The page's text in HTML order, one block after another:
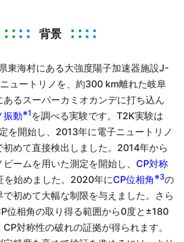
背景
東海村にある大強度陽子加速器施設J-
ュートリノを、約300 km離れた岐阜
あるスーパーカミオカンデに打ち込ん
振動※1 を調べる実験です。T2K実験は
を開始し、2013年に電子ニュートリノ
初めて直接検出しました。2014年から
ームを用いた測定を開始し、 CP対称
を始めました。2020年にCP位相角 ※3の
初めて大幅な制限を与えました。さら
位相角の取り得る範囲から0度と±180
対称性の破れの証拠が得られます。